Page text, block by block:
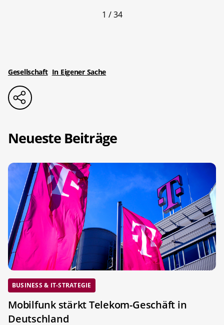
1 / 34
Gesellschaft In Eigener Sache
Neueste Beiträge
BUSINESS & IT-STRATEGIE
Mobilfunk stärkt Telekom-Geschäft in
Deutschland